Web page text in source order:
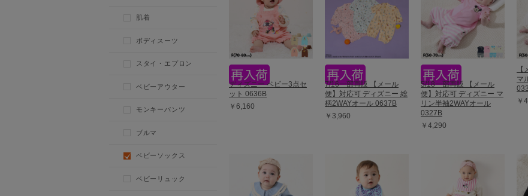
ディズニー ベビー3点セ
ット 0636B
￥6,160
7/16一部再販 【メール
便】対応可 ディズニー 総
柄2WAYオール 0637B
￥3,960
5/18一部再販 【メール
便】対応可 ディズニー マ
リン半袖2WAYオール
0327B
￥4,290
マ
￥
肌着
ボディスーツ
スタイ・エプロン
ベビーアウター
モンキーパンツ
ブルマ
ベビーソックス
ベビーリュック